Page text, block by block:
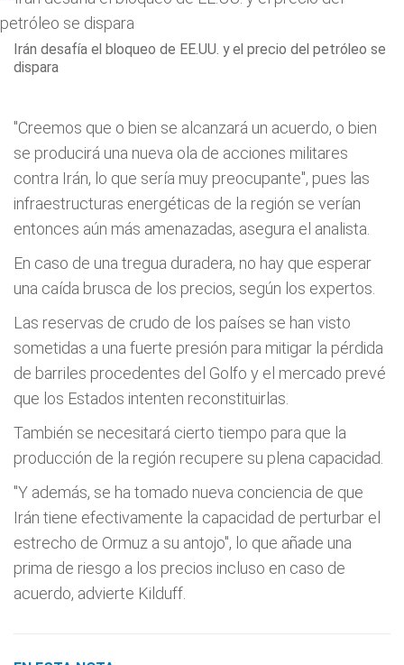
Irán desafía el bloqueo de EE.UU. y el precio del petróleo se
dispara
"Creemos que o bien se alcanzará un acuerdo, o bien
se producirá una nueva ola de acciones militares
contra Irán, lo que sería muy preocupante", pues las
infraestructuras energéticas de la región se verían
entonces aún más amenazadas, asegura el analista.
En caso de una tregua duradera, no hay que esperar
una caída brusca de los precios, según los expertos.
Las reservas de crudo de los países se han visto
sometidas a una fuerte presión para mitigar la pérdida
de barriles procedentes del Golfo y el mercado prevé
que los Estados intenten reconstituirlas.
También se necesitará cierto tiempo para que la
producción de la región recupere su plena capacidad.
"Y además, se ha tomado nueva conciencia de que
Irán tiene efectivamente la capacidad de perturbar el
estrecho de Ormuz a su antojo", lo que añade una
prima de riesgo a los precios incluso en caso de
acuerdo, advierte Kilduff.